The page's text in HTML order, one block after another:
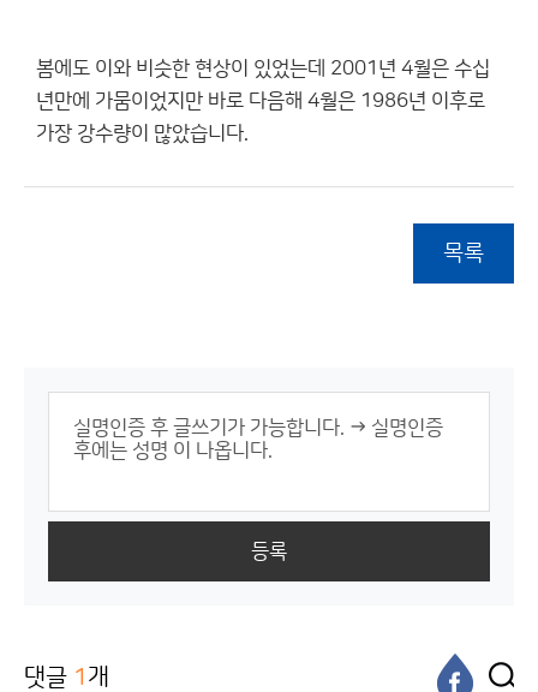
봄에도 이와 비슷한 현상이 있었는데 2001년 4월은 수십
년만에 가뭄이었지만 바로 다음해 4월은 1986년 이후로
가장 강수량이 많았습니다.
목록
등록
댓글 1 개